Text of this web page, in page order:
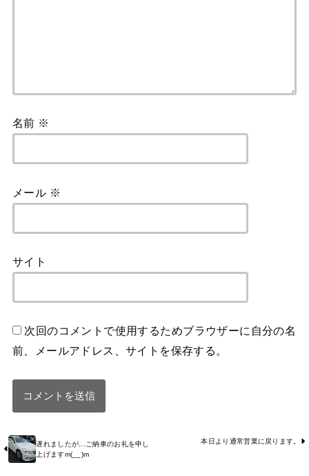
名前 ※
メール ※
サイト
次回のコメントで使用するためブラウザーに自分の名
前、メールアドレス、サイトを保存する。
遅れましたが...ご納車のお礼を申し
上げますm(__)m
本日より通常営業に戻ります。